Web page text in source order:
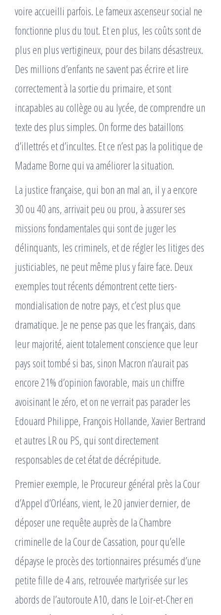
voire accueilli parfois. Le fameux ascenseur social ne
fonctionne plus du tout. Et en plus, les coûts sont de
plus en plus vertigineux, pour des bilans désastreux.
Des millions d’enfants ne savent pas écrire et lire
correctement à la sortie du primaire, et sont
incapables au collège ou au lycée, de comprendre un
texte des plus simples. On forme des bataillons
d’illettrés et d’incultes. Et ce n’est pas la politique de
Madame Borne qui va améliorer la situation.
La justice française, qui bon an mal an, il y a encore
30 ou 40 ans, arrivait peu ou prou, à assurer ses
missions fondamentales qui sont de juger les
délinquants, les criminels, et de régler les litiges des
justiciables, ne peut même plus y faire face. Deux
exemples tout récents démontrent cette tiers-
mondialisation de notre pays, et c’est plus que
dramatique. Je ne pense pas que les français, dans
leur majorité, aient totalement conscience que leur
pays soit tombé si bas, sinon Macron n’aurait pas
encore 21% d’opinion favorable, mais un chiffre
avoisinant le zéro, et on ne verrait pas parader les
Edouard Philippe, François Hollande, Xavier Bertrand
et autres LR ou PS, qui sont directement
responsables de cet état de décrépitude.
Premier exemple, le Procureur général près la Cour
d’Appel d’Orléans, vient, le 20 janvier dernier, de
déposer une requête auprès de la Chambre
criminelle de la Cour de Cassation, pour qu’elle
dépayse le procès des tortionnaires présumés d’une
petite fille de 4 ans, retrouvée martyrisée sur les
abords de l’autoroute A10, dans le Loir-et-Cher en